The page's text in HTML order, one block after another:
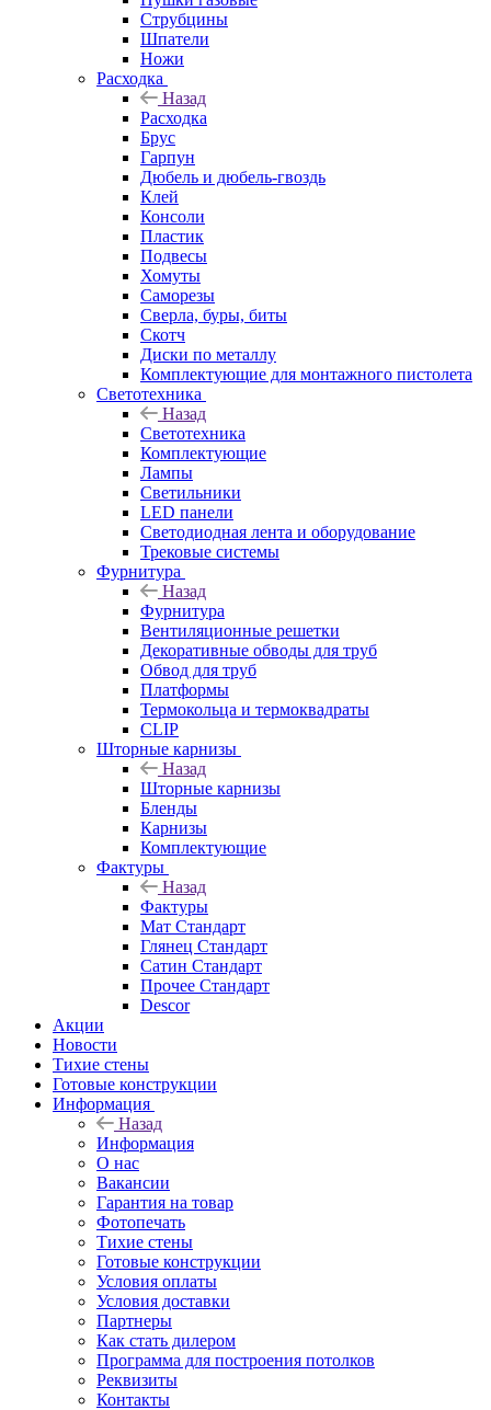
Струбцины
Шпатели
Ножи
Расходка
Назад
Расходка
Брус
Гарпун
Дюбель и дюбель-гвоздь
Клей
Консоли
Пластик
Подвесы
Хомуты
Саморезы
Сверла, буры, биты
Скотч
Диски по металлу
Комплектующие для монтажного пистолета
Светотехника
Назад
Светотехника
Комплектующие
Лампы
Светильники
LED панели
Светодиодная лента и оборудование
Трековые системы
Фурнитура
Назад
Фурнитура
Вентиляционные решетки
Декоративные обводы для труб
Обвод для труб
Платформы
Термокольца и термоквадраты
CLIP
Шторные карнизы
Назад
Шторные карнизы
Бленды
Карнизы
Комплектующие
Фактуры
Назад
Фактуры
Мат Стандарт
Глянец Стандарт
Сатин Стандарт
Прочее Стандарт
Descor
Акции
Новости
Тихие стены
Готовые конструкции
Информация
Назад
Информация
О нас
Вакансии
Гарантия на товар
Фотопечать
Тихие стены
Готовые конструкции
Условия оплаты
Условия доставки
Партнеры
Как стать дилером
Программа для построения потолков
Реквизиты
Контакты